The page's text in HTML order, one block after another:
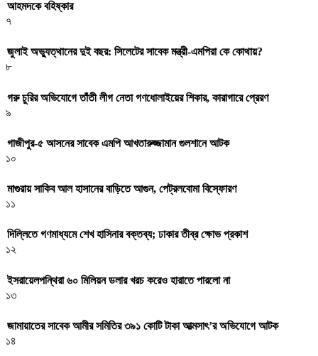
আহমদকে বহিষ্কার
৭
জুলাই অভ্যুত্থানের দুই বছর: সিলেটের সাবেক মন্ত্রী-এমপিরা কে কোথায়? ​
৮
গরু চুরির অভিযোগে তাঁতী লীগ নেতা গণধোলাইয়ের শিকার, কারাগারে প্রেরণ
৯
গাজীপুর-৫ আসনের সাবেক এমপি আখতারুজ্জামান গুলশানে আটক
১০
মাগুরায় সাকিব আল হাসানের বাড়িতে আগুন, পেট্রলবোমা বিস্ফোরণ
১১
দিল্লিতে গণমাধ্যমে শেখ হাসিনার বক্তব্য; ঢাকার তীব্র ক্ষোভ প্রকাশ
১২
ইসরায়েলপন্থিরা ৬০ মিলিয়ন ডলার খরচ করেও হারাতে পারলো না
১৩
জামায়াতের সাবেক আমীর সমিতির ৩৯১ কোটি টাকা আত্মসাৎ’র অভিযোগে আটক
১৪